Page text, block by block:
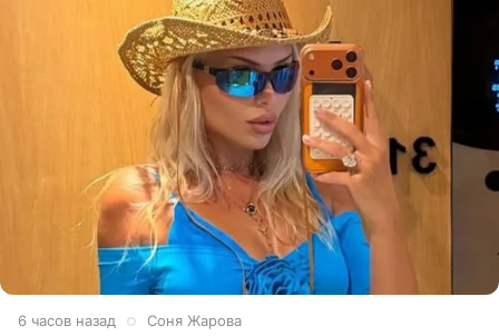
6 часов назад Соня Жарова